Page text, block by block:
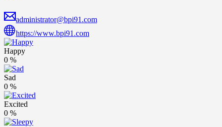
administrator@bpi91.com
https://www.bpi91.com
Happy
0 %
Sad
0 %
Excited
0 %